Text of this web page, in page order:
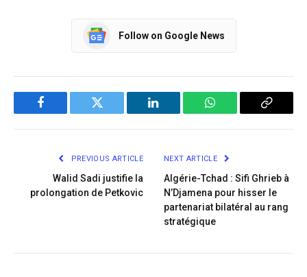
Follow on Google News
Facebook Twitter LinkedIn WhatsApp Copy
PREVIOUS ARTICLE
Walid Sadi justifie la
prolongation de Petkovic
NEXT ARTICLE
Algérie-Tchad : Sifi Ghrieb à
N’Djamena pour hisser le
partenariat bilatéral au rang
stratégique